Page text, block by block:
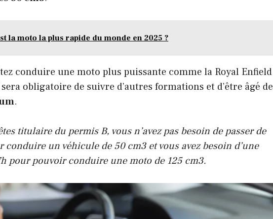
la moto la plus rapide du monde en 2025 ?
conduire une moto plus puissante comme la Royal Enfield
obligatoire de suivre d’autres formations et d’être âgé de
.
titulaire du permis B, vous n’avez pas besoin de passer de
un véhicule de 50 cm3 et vous avez besoin d’une
pour pouvoir conduire une moto de 125 cm3.